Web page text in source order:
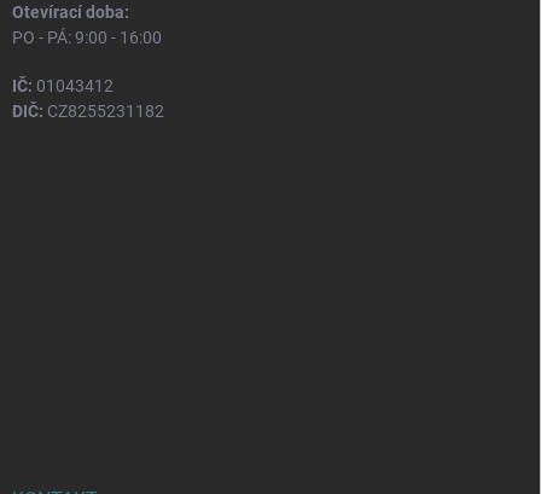
Otevírací doba:
PO - PÁ: 9:00 - 16:00
IČ: 01043412
DIČ: CZ8255231182